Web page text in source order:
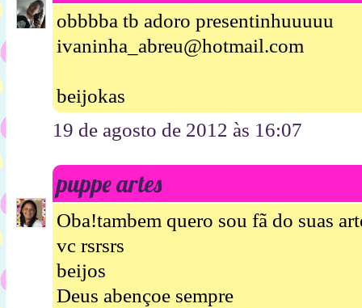
obbbba tb adoro presentinhuuuuu
ivaninha_abreu@hotmail.com
beijokas
19 de agosto de 2012 às 16:07
puppe artes
Oba!tambem quero sou fã do suas
vc rsrsrs
beijos
Deus abençoe sempre